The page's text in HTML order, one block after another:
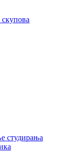
студирања